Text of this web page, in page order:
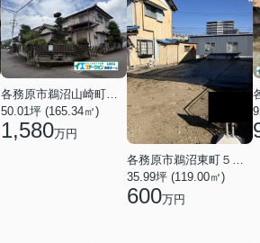
各務原市鵜沼山崎町３丁目
50.01坪 (165.34㎡)
1,580万円
各務原市鵜沼東町５丁目
35.99坪 (119.00㎡)
600万円